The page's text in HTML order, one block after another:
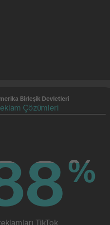
Birleşik Devletleri
Çözümleri
%
%
TikTok